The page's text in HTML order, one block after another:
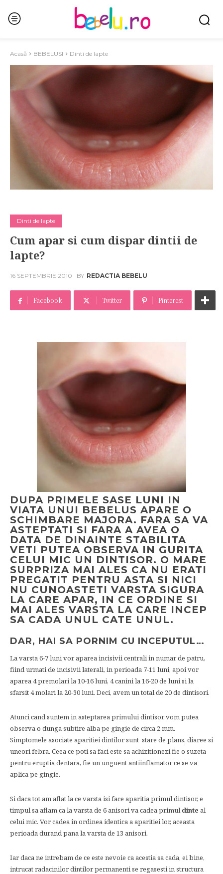
Acasă BEBELUSI Dinti de lapte
Dinti de lapte
Cum apar si cum dispar dintii de
lapte?
16 SEPTEMBRIE 2010 BY REDACTIA BEBELU
Facebook Twitter Pinterest
DUPA PRIMELE SASE LUNI IN
VIATA UNUI BEBELUS APARE O
SCHIMBARE MAJORA. FARA SA VA
ASTEPTATI SI FARA A AVEA O
DATA DE DINAINTE STABILITA
VETI PUTEA OBSERVA IN GURITA
CELUI MIC UN DINTISOR. O MARE
SURPRIZA MAI ALES CA NU ERATI
PREGATIT PENTRU ASTA SI NICI
NU CUNOASTETI VARSTA SIGURA
LA CARE APAR, IN CE ORDINE SI
MAI ALES VARSTA LA CARE INCEP
SA CADA UNUL CATE UNUL.
DAR, HAI SA PORNIM CU INCEPUTUL…
La varsta 6-7 luni vor aparea incisivii centrali in numar de patru,
fiind urmati de incisivii laterali, in perioada 7-11 luni, apoi vor
aparea 4 premolari la 10-16 luni, 4 canini la 16-20 de luni si la
sfarsit 4 molari la 20-30 luni. Deci, avem un total de 20 de dintisori.
Atunci cand suntem in asteptarea primului dintisor vom putea
observa o dunga subtire alba pe gingie de circa 2 mm.
Simptomele asociate aparitiei dintilor sunt stare de plans, diaree si
uneori febra. Ceea ce poti sa faci este sa achizitionezi fie o suzeta
pentru eruptia dentara, fie un unguent antiinflamator ce se va
aplica pe gingie.
Si daca tot am aflat la ce varsta isi face aparitia primul dintisor, e
timpul sa aflam ca la varsta de 6 anisori va cadea primuldinte al
celui mic. Vor cadea in ordinea identica a aparitiei lor, aceasta
perioada durand pana la varsta de 13 anisori.
Iar daca ne intrebam de ce este nevoie ca acestia sa cada, ei bine,
intrucat radacinilor dintilor permanenti se regasesti in structura